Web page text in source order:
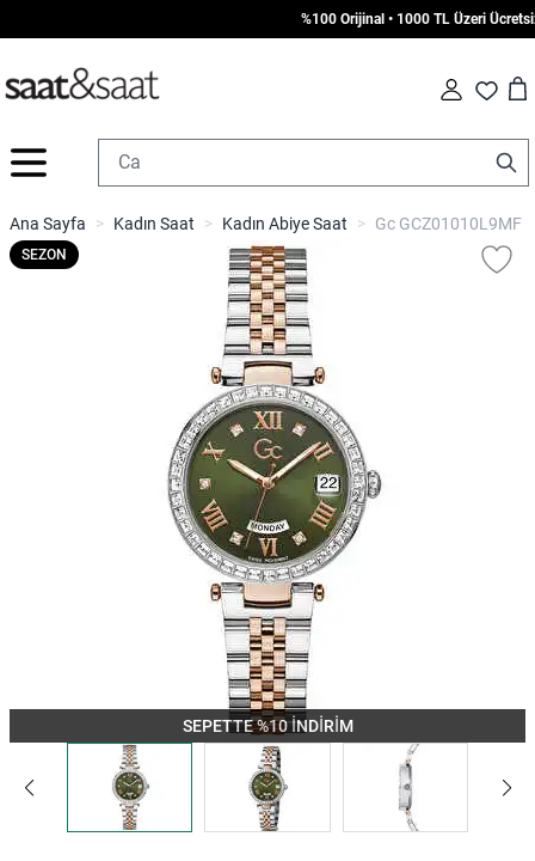
%100 Orijinal • 1000 TL Üzeri Ücretsiz
Fav Cart
İçeriğe geç
Ana Sayfa > Kadın Saat > Kadın Abiye Saat > Gc GCZ01010L9MF
SEPETTE %10 İNDİRİM
SEZON